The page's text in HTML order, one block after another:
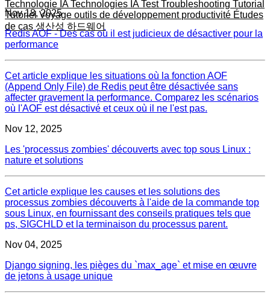
Technologie IATechnologies IATestTroubleshooting Tutorial
TutorielVoyage outils de développement productivité Études
de cas 생산성 하드웨어
Nov 18, 2025
Redis AOF - Des cas où il est judicieux de désactiver pour la
performance
Cet article explique les situations où la fonction AOF
(Append Only File) de Redis peut être désactivée sans
affecter gravement la performance. Comparez les scénarios
où l'AOF est désactivé et ceux où il ne l'est pas.
Nov 12, 2025
Les 'processus zombies' découverts avec top sous Linux :
nature et solutions
Cet article explique les causes et les solutions des
processus zombies découverts à l'aide de la commande top
sous Linux, en fournissant des conseils pratiques tels que
ps, SIGCHLD et la terminaison du processus parent.
Nov 04, 2025
Django signing, les pièges du `max_age` et mise en œuvre
de jetons à usage unique